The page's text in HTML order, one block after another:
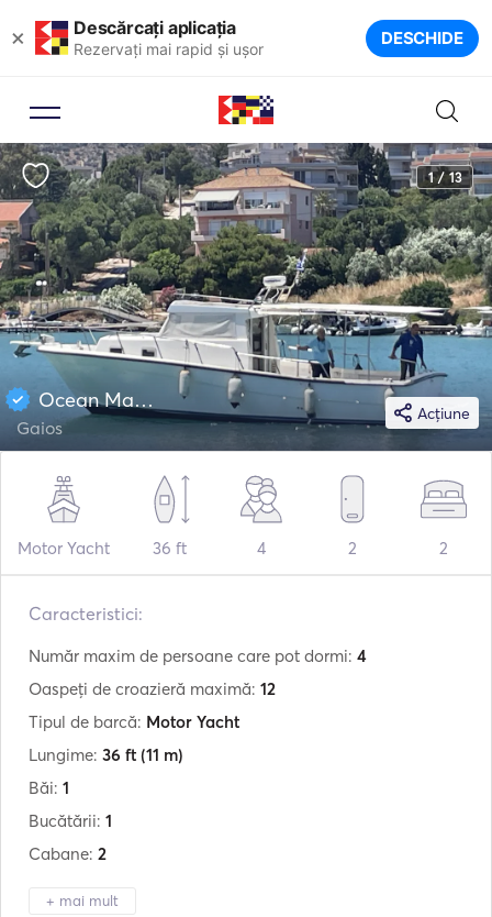
× Descărcați aplicația
Rezervați mai rapid și ușor DESCHIDE
1 / 13
Acțiune
Ocean Master 36
Gaios
Motor Yacht 36 ft 4 2 2
Caracteristici:
Număr maxim de persoane care pot dormi: 4
Oaspeți de croazieră maximă: 12
Tipul de barcă: Motor Yacht
Lungime: 36 ft (11 m)
Băi: 1
Bucătării: 1
Cabane: 2
+ mai mult